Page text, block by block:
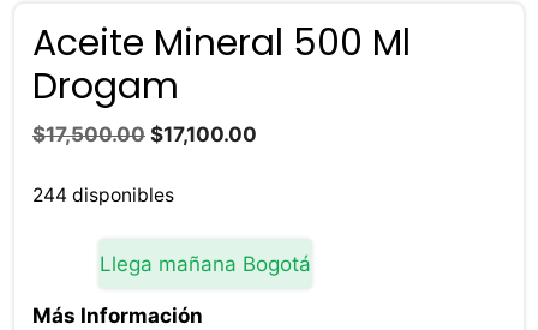
Aceite Mineral 500 Ml
Drogam
$17,500.00 El
original
$17,500.00.
$17,100.00
$17,100.00.
244 disponibles
Llega mañana Bogotá
Más Información